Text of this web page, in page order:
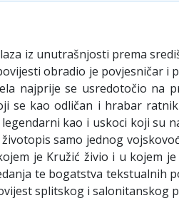
iz unutrašnjosti prema
obradio je povjesničar
najprije se usredotočio
se kao odličan i hrabar
kao i uskoci koji su
samo jednog
je Kružić živio i u kojem
te bogatstva tekstualnih
splitskog i salonitanskog